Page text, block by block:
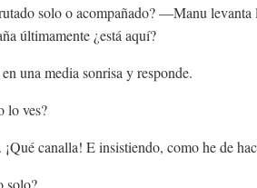
solo o acompañado? —Manu
últimamente ¿está aquí?
una media sonrisa y responde.
lo ves?
canalla! E insistiendo, como he de
solo?